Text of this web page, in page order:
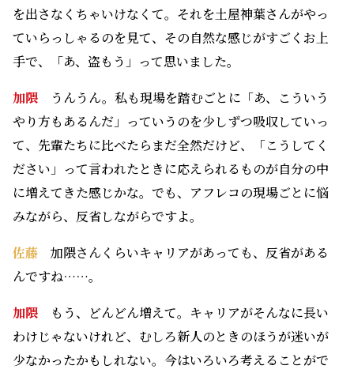
を出さなくちゃいけなくて。それを土屋神葉さんがやっ
ていらっしゃるのを見て、その自然な感じがすごくお上
手で、「あ、盗もう」って思いました。
加隈
うんうん。私も現場を踏むごとに「あ、こういう
やり方もあるんだ」っていうのを少しずつ吸収していっ
て、先輩たちに比べたらまだ全然だけど、「こうしてく
ださい」って言われたときに応えられるものが自分の中
に増えてきた感じかな。でも、アフレコの現場ごとに悩
みながら、反省しながらですよ。
佐藤 加隈さんくらいキャリアがあっても、反省がある
んですね……。
加隈 もう、どんどん増えて。キャリアがそんなに長い
わけじゃないけれど、むしろ新人のときのほうが迷いが
少なかったかもしれない。今はいろいろ考えることがで